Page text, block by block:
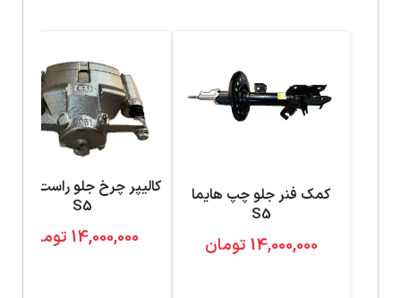
کمک فنر جلو چپ هایما
S5
14,000,000 تومان
کالیپر چرخ جلو راست هایما
S5
14,000,000 تومان